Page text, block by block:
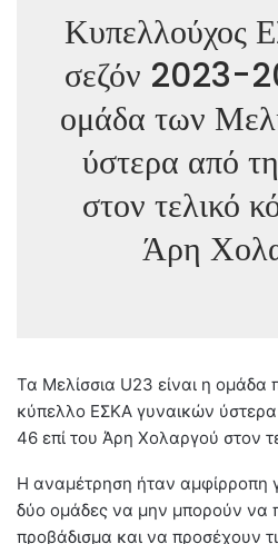
Κυπελλούχος
σεζόν 2023-
ομάδα των
ύστερα από
στον τελικό
Άρη
Τα Μελίσσια U23 είναι η ομάδα
κύπελλο ΕΣΚΑ γυναικών
46 επί του Άρη Χολαργού στον
Η αναμέτρηση ήταν αμφίρροπη
δύο ομάδες να μην μπορούν να
προβάδισμα και να προσέχουν